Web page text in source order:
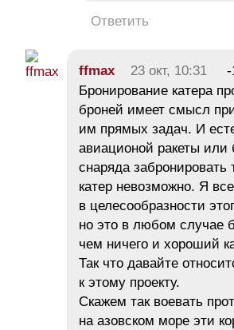
Ответить
ffmax 23 окт, 10:31
-
Бронирование катера
броней имеет смысл
им прямых задач. И
авиационой ракеты или
снаряда забронировать
катер невозможно. Я
в целесообразности
но это в любом случае
чем ничего и хороший
Так что давайте
к этому проекту.
Скажем так воевать
на азовском море эти